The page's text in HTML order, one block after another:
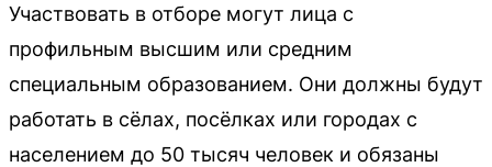
Участвовать в отборе могут лица с
профильным высшим или средним
специальным образованием. Они должны будут
работать в сёлах, посёлках или городах с
населением до 50 тысяч человек и обязаны